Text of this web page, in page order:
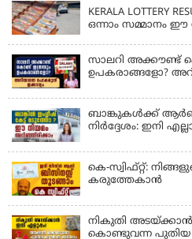
KERALA
ഒന്നാം സമ്മാനം ഈ
സാലറി അക്കൗണ്ട്
ഉപകരാങ്ങളോ?
ബാങ്കുകൾക്ക്
നിർദ്ദേശം: ഇനി
കെ-സ്വിഫ്റ്റ്:
കരുത്തേകാൻ
നികുതി അടയ്ക്കാൻ
കൊണ്ടുവന്ന പുതിയ